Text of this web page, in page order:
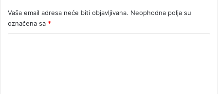
Vaša email adresa neće biti objavljivana. Neophodna polja su
označena sa *